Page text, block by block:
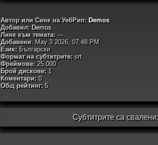
Автор или Синк на УебРип: Demos
Добавил: Demos
Линк към темата:---
Добавени: May 3 2026, 07:48 PM
Език:Български
Формат на субтитрите:srt
Фреймове:25.000
Брой дискове:1
Коментари: 0
Общ рейтинг:5
Субтитрите са